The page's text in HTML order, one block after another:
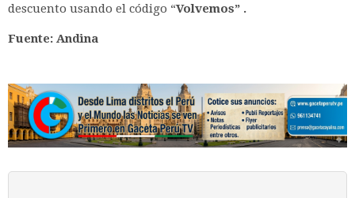
descuento usando el código “Volvemos” .
Fuente: Andina